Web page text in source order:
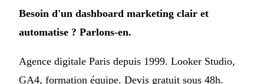
Besoin d'un dashboard marketing clair et
automatise ? Parlons-en.
Agence digitale Paris depuis 1999. Looker Studio,
GA4, formation équipe. Devis gratuit sous 48h.